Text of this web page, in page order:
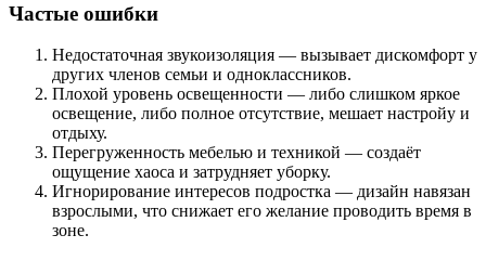
Частые ошибки
Недостаточная звукоизоляция — вызывает дискомфорт у
других членов семьи и одноклассников.
Плохой уровень освещенности — либо слишком яркое
освещение, либо полное отсутствие, мешает настройу и
отдыху.
Перегруженность мебелью и техникой — создаёт
ощущение хаоса и затрудняет уборку.
Игнорирование интересов подростка — дизайн навязан
взрослыми, что снижает его желание проводить время в
зоне.